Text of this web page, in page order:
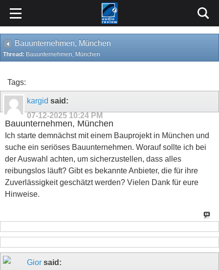
Bauunternehmen, München
Thread: Bauunternehmen, München
Tags:
kargid said:
07-12-2025 10:24 PM
Bauunternehmen, München
Ich starte demnächst mit einem Bauprojekt in München und
suche ein seriöses Bauunternehmen. Worauf sollte ich bei
der Auswahl achten, um sicherzustellen, dass alles
reibungslos läuft? Gibt es bekannte Anbieter, die für ihre
Zuverlässigkeit geschätzt werden? Vielen Dank für eure
Hinweise.
Gior said: